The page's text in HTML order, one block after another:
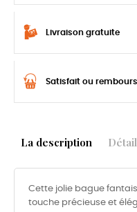
Livraison gratuite
Satisfait ou
La description
Cette jolie bague
touche précieuse et